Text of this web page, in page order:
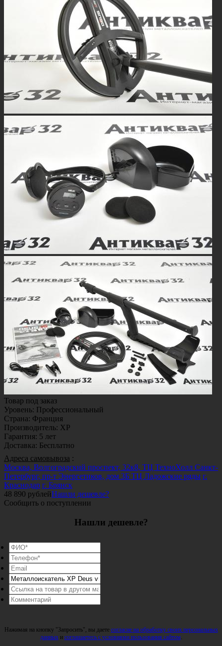
Товар под заказ
Уровень: Профессиональный
Страна: Франция
Производитель: XP
Гарантия: 5 лет
Доставка: Бесплатно
Адреса самовывоза :
Москва, Волгоградский проспект, 32к8, ТЦ ТехноХолл Санкт-
Петербург, пр-т Энергетиков, дом 3Б ТЦ Ладожские ряды г.
Краснодар г. Брянск
48 890 рублейНашли дешевле?
Сообщить о поступлении
Нашли дешевле?
Нажимая на кнопку "Запросить", вы даете согласие на обработку своих персональных
данныхи соглашаетесь с условиями пользования сайтом.